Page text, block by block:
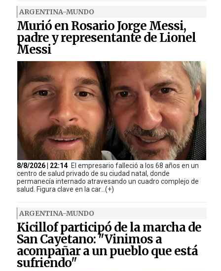
ARGENTINA-MUNDO
Murió en Rosario Jorge Messi,
padre y representante de Lionel
Messi
8/8/2026 | 22:14 El empresario falleció a los 68 años en un
centro de salud privado de su ciudad natal, donde
permanecía internado atravesando un cuadro complejo de
salud. Figura clave en la car...(+)
ARGENTINA-MUNDO
Kicillof participó de la marcha de
San Cayetano: "Vinimos a
acompañar a un pueblo que está
sufriendo"